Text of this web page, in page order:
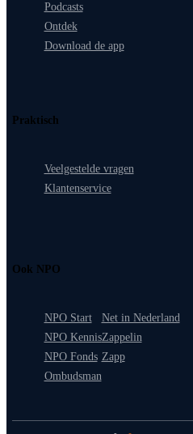
Podcasts
Ontdek
Download de app
Praktisch
Veelgestelde vragen
Klantenservice
Ook NPO
NPO Start
NPO Kennis
NPO Fonds
Ombudsman
Net in Nederland
Zappelin
Zapp